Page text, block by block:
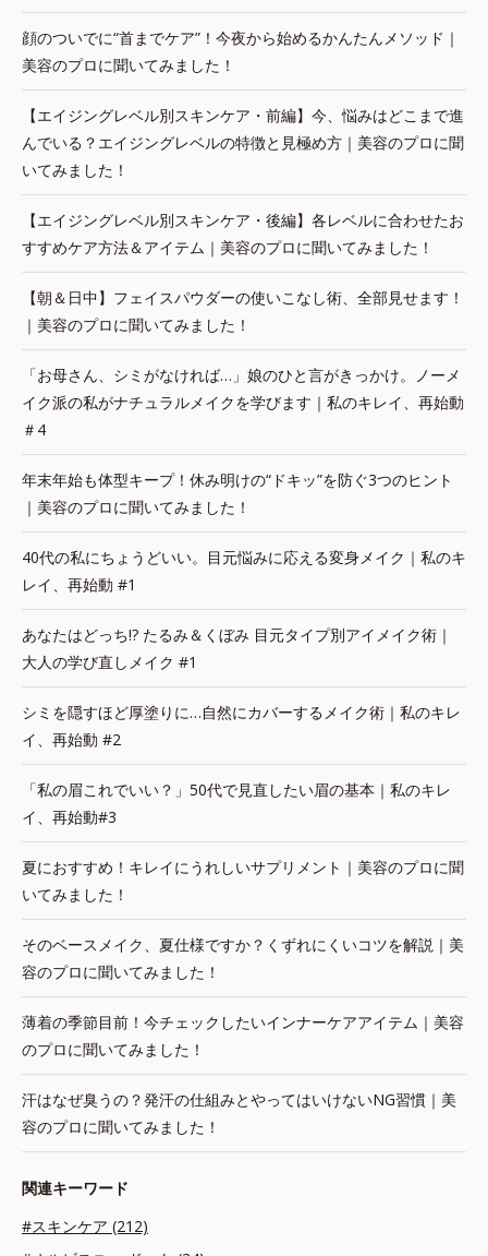
顔のついでに“首までケア”！今夜から始めるかんたんメソッド｜
美容のプロに聞いてみました！
【エイジングレベル別スキンケア・前編】今、悩みはどこまで進
んでいる？エイジングレベルの特徴と見極め方｜美容のプロに聞
いてみました！
【エイジングレベル別スキンケア・後編】各レベルに合わせたお
すすめケア方法＆アイテム｜美容のプロに聞いてみました！
【朝＆日中】フェイスパウダーの使いこなし術、全部見せます！
｜美容のプロに聞いてみました！
「お母さん、シミがなければ…」娘のひと言がきっかけ。ノーメ
イク派の私がナチュラルメイクを学びます｜私のキレイ、再始動
＃4
年末年始も体型キープ！休み明けの“ドキッ”を防ぐ3つのヒント
｜美容のプロに聞いてみました！
40代の私にちょうどいい。目元悩みに応える変身メイク｜私のキ
レイ、再始動 #1
あなたはどっち!? たるみ＆くぼみ 目元タイプ別アイメイク術｜
大人の学び直しメイク #1
シミを隠すほど厚塗りに…自然にカバーするメイク術｜私のキレ
イ、再始動 #2
「私の眉これでいい？」50代で見直したい眉の基本｜私のキレ
イ、再始動#3
夏におすすめ！キレイにうれしいサプリメント｜美容のプロに聞
いてみました！
そのベースメイク、夏仕様ですか？くずれにくいコツを解説｜美
容のプロに聞いてみました！
薄着の季節目前！今チェックしたいインナーケアアイテム｜美容
のプロに聞いてみました！
汗はなぜ臭うの？発汗の仕組みとやってはいけないNG習慣｜美
容のプロに聞いてみました！
関連キーワード
#スキンケア (212)